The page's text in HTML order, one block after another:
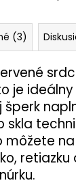
(3)
je
skla
môžete
retiazku